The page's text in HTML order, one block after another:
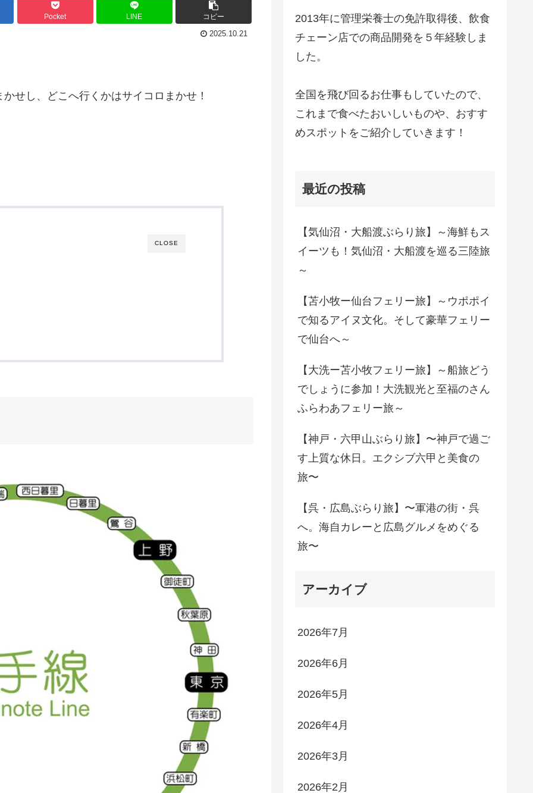
Pocket LINE コピー
2025.10.21
せし、どこへ行くかはサイコロまかせ！
CLOSE
2013年に管理栄養士の免許取得後、飲食
チェーン店での商品開発を５年経験しま
した。
全国を飛び回るお仕事もしていたので、
これまで食べたおいしいものや、おすす
めスポットをご紹介していきます！
最近の投稿
【気仙沼・大船渡ぶらり旅】～海鮮もス
イーツも！気仙沼・大船渡を巡る三陸旅
～
【苫小牧ー仙台フェリー旅】～ウポポイ
で知るアイヌ文化。そして豪華フェリー
で仙台へ～
【大洗ー苫小牧フェリー旅】～船旅どう
でしょうに参加！大洗観光と至福のさん
ふらわあフェリー旅～
【神戸・六甲山ぶらり旅】〜神戸で過ご
す上質な休日。エクシブ六甲と美食の
旅〜
【呉・広島ぶらり旅】〜軍港の街・呉
へ。海自カレーと広島グルメをめぐる
旅〜
アーカイブ
2026年7月
2026年6月
2026年5月
2026年4月
2026年3月
2026年2月